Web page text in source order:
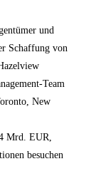
und
Schaffung von
Team
New
Mrd. EUR,
besuchen